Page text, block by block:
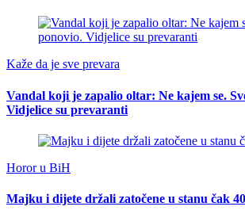
Kaže da je sve prevara
Vandal koji je zapalio oltar: Ne kajem se.
Vidjelice su prevaranti
Horor u BiH
Majku i dijete držali zatočene u stanu čak